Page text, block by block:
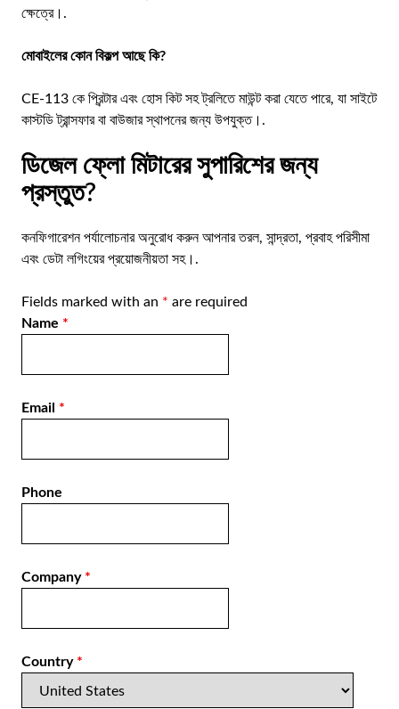
ক্ষেত্রে।.
মোবাইলের কোন বিকল্প আছে কি?
CE-113 কে প্রিন্টার এবং হোস কিট সহ ট্রলিতে মাউন্ট করা যেতে পারে, যা সাইটে
কাস্টডি ট্রান্সফার বা বাউজার স্থাপনের জন্য উপযুক্ত।.
ডিজেল ফ্লো মিটারের সুপারিশের জন্য
প্রস্তুত?
কনফিগারেশন পর্যালোচনার অনুরোধ করুনআপনার তরল, সান্দ্রতা, প্রবাহ পরিসীমা
এবং ডেটা লগিংয়ের প্রয়োজনীয়তা সহ।.
Fields marked with an * are required
Name *
Email *
Phone
Company *
Country *